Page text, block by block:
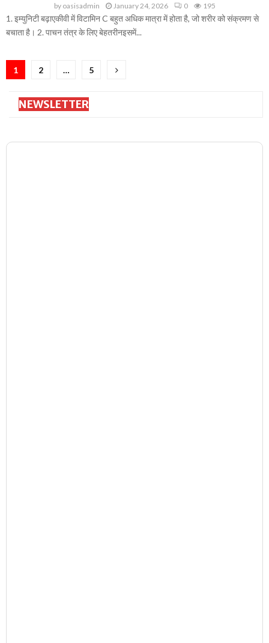
by oasisadmin January 24, 2026 0 195
1. इम्युनिटी बढ़ाएकीवी में विटामिन C बहुत अधिक मात्रा में होता है, जो शरीर को संक्रमण से
बचाता है। 2. पाचन तंत्र के लिए बेहतरीनइसमें...
Posts
pagination
1 2 … 5
NEWSLETTER